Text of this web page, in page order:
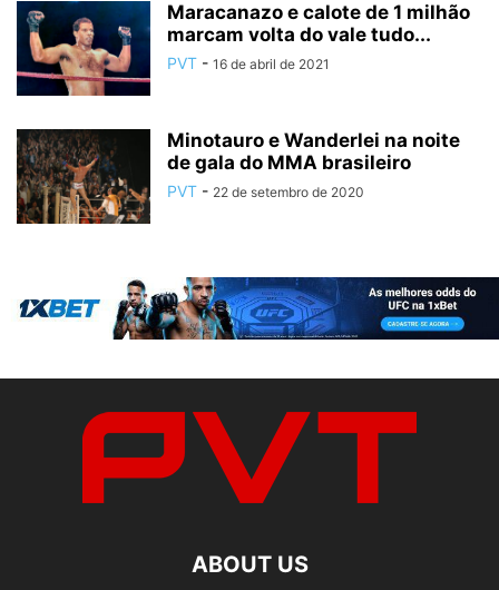
Maracanazo e calote de 1 milhão
marcam volta do vale tudo...
PVT - 16 de abril de 2021
Minotauro e Wanderlei na noite
de gala do MMA brasileiro
PVT - 22 de setembro de 2020
ABOUT US